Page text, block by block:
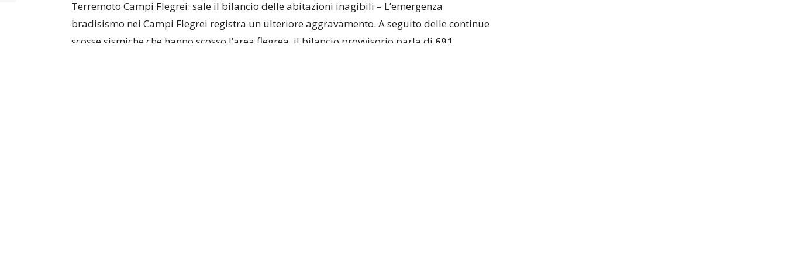
Terremoto Campi Flegrei: sale il bilancio delle abitazioni inagibili – L’emergenza
bradisismo nei Campi Flegrei registra un ulteriore aggravamento. A seguito delle continue
scosse sismiche che hanno scosso l’area flegrea, il bilancio provvisorio parla di 691